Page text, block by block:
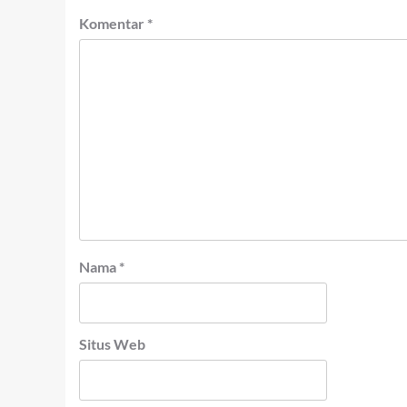
Komentar *
Nama *
Situs Web